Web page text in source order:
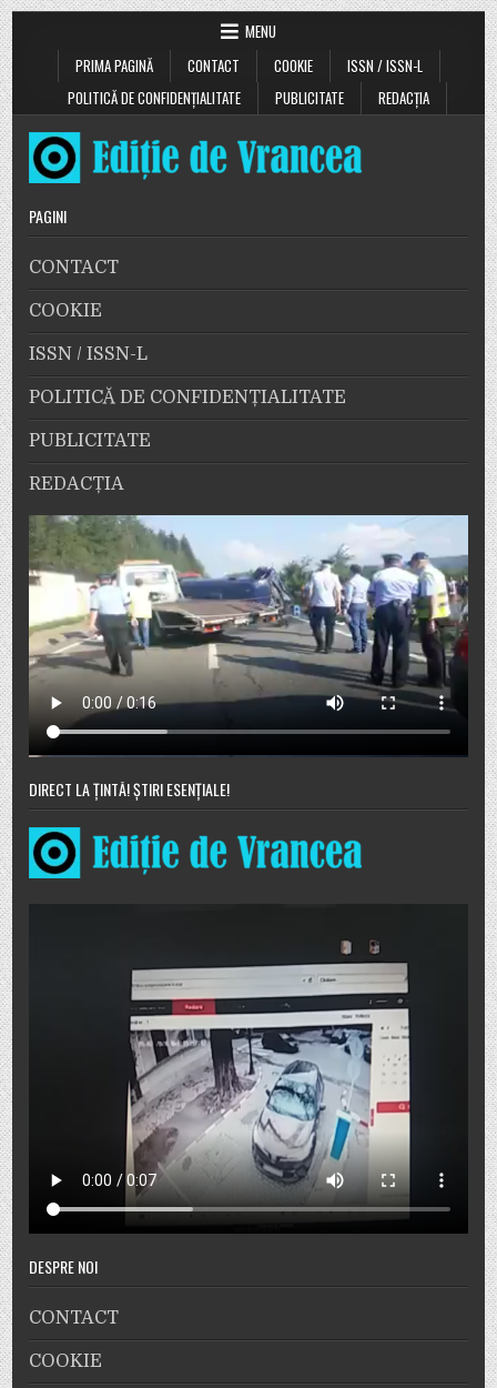
MENU
PRIMA PAGINĂ
CONTACT COOKIE
ISSN / ISSN-L
POLITICĂ DE CONFIDENȚIALITATE
PUBLICITATE REDACȚIA
PAGINI
CONTACT
COOKIE
ISSN / ISSN-L
POLITICĂ DE CONFIDENȚIALITATE
PUBLICITATE
REDACȚIA
DIRECT LA ȚINTĂ! ȘTIRI ESENȚIALE!
DESPRE NOI
CONTACT
COOKIE